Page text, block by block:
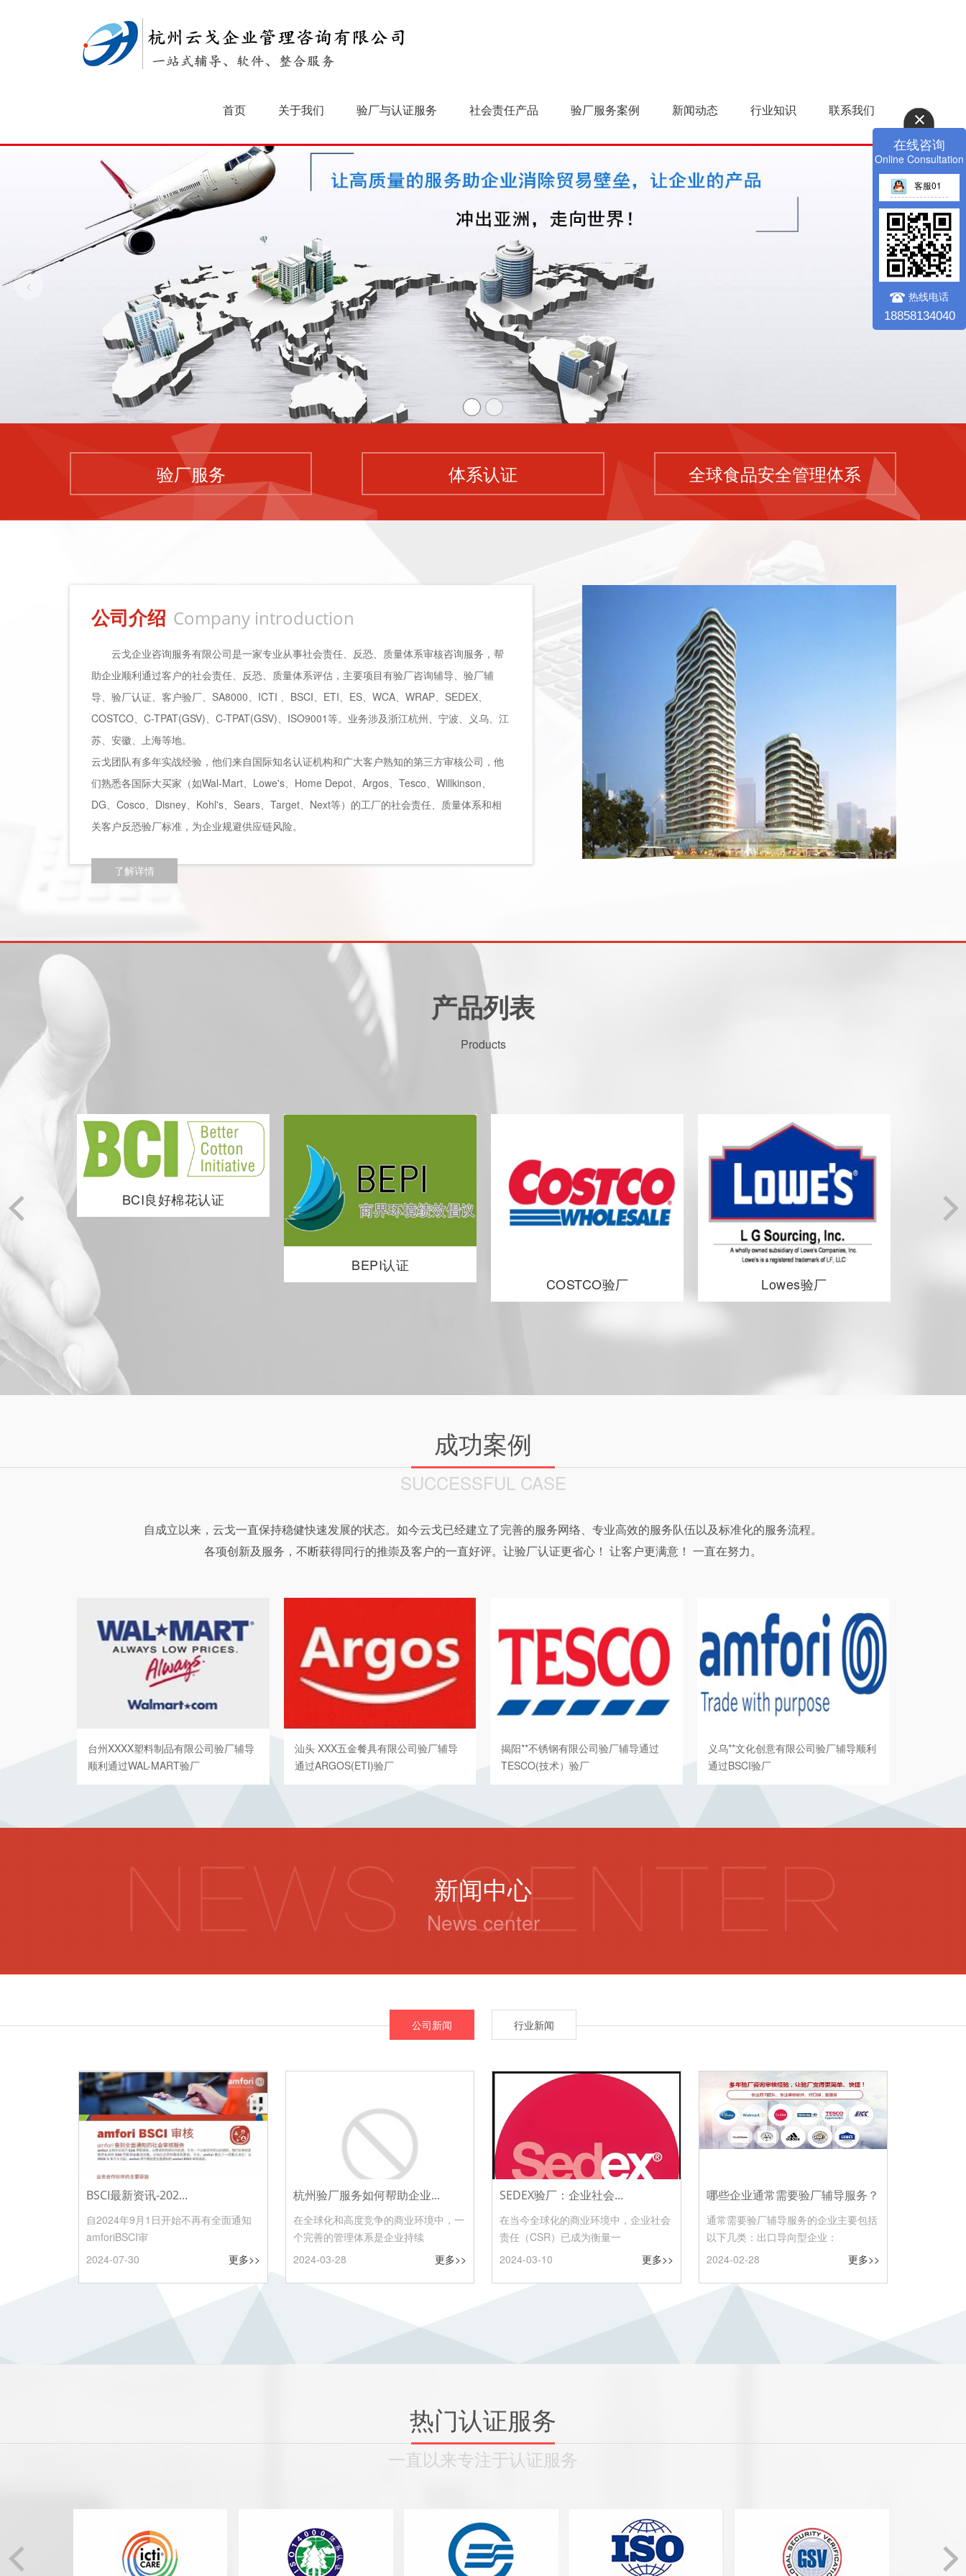
首页 关于我们 验厂与认证服务 社会责任产品 验厂服务案例 新闻动态 行业知识 联系我们
< >
验厂服务 体系认证 全球食品安全管理体系
公司介绍 Company introduction
云戈企业咨询服务有限公司是一家专业从事社会责任、反恐、质量体系审核咨询服务，帮
助企业顺利通过客户的社会责任、反恐、质量体系评估，主要项目有验厂咨询辅导、验厂辅
导、验厂认证、客户验厂、SA8000、ICTI 、BSCI、ETI、ES、WCA、WRAP、SEDEX、
COSTCO、C-TPAT(GSV)、C-TPAT(GSV)、ISO9001等。业务涉及浙江杭州、宁波、义乌、江
苏、安徽、上海等地。
云戈团队有多年实战经验，他们来自国际知名认证机构和广大客户熟知的第三方审核公司，他
们熟悉各国际大买家（如Wal-Mart、Lowe's、Home Depot、Argos、Tesco、Willkinson、
DG、Cosco、Disney、Kohl's、Sears、Target、Next等）的工厂的社会责任、质量体系和相
关客户反恐验厂标准，为企业规避供应链风险。
了解详情
产品列表
Products
BCI良好棉花认证
BEPI认证
COSTCO验厂
Lowes验厂
成功案例
SUCCESSFUL CASE
自成立以来，云戈一直保持稳健快速发展的状态。如今云戈已经建立了完善的服务网络、专业高效的服务队伍以及标准化的服务流程。
各项创新及服务，不断获得同行的推崇及客户的一直好评。让验厂认证更省心！ 让客户更满意！ 一直在努力。
台州XXXX塑料制品有限公司验厂辅导
顺利通过WAL-MART验厂
汕头 XXX五金餐具有限公司验厂辅导
通过ARGOS(ETI)验厂
揭阳**不锈钢有限公司验厂辅导通过
TESCO(技术）验厂
义乌**文化创意有限公司验厂辅导顺利
通过BSCI验厂
新闻中心
News center
公司新闻 行业新闻
BSCI最新资讯-202...
自2024年9月1日开始不再有全面通知
amforiBSCI审
2024-07-30
更多>>
杭州验厂服务如何帮助企业...
在全球化和高度竞争的商业环境中，一
个完善的管理体系是企业持续
2024-03-28
更多>>
SEDEX验厂：企业社会...
在当今全球化的商业环境中，企业社会
责任（CSR）已成为衡量一
2024-03-10
更多>>
哪些企业通常需要验厂辅导服务？
通常需要验厂辅导服务的企业主要包括
以下几类：出口导向型企业：
2024-02-28
更多>>
热门认证服务
一直以来专注于认证服务
在线咨询
Online Consultation
客服01
热线电话
18858134040